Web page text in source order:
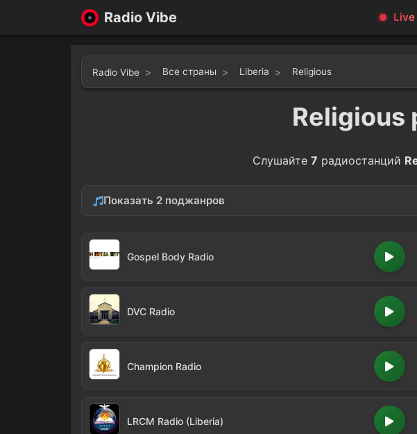
Radio Vibe Live
Radio Vibe Все страны Liberia Religious
Religious
Слушайте 7 радиостанций
Показать 2 поджанров
Gospel
Gospel Body Radio
DVC Radio
Champion Radio
LRCM Radio (Liberia)